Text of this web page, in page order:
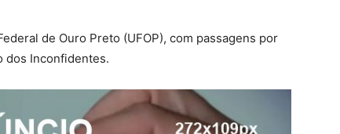
de Ouro Preto (UFOP), com passagens por
dos Inconfidentes.